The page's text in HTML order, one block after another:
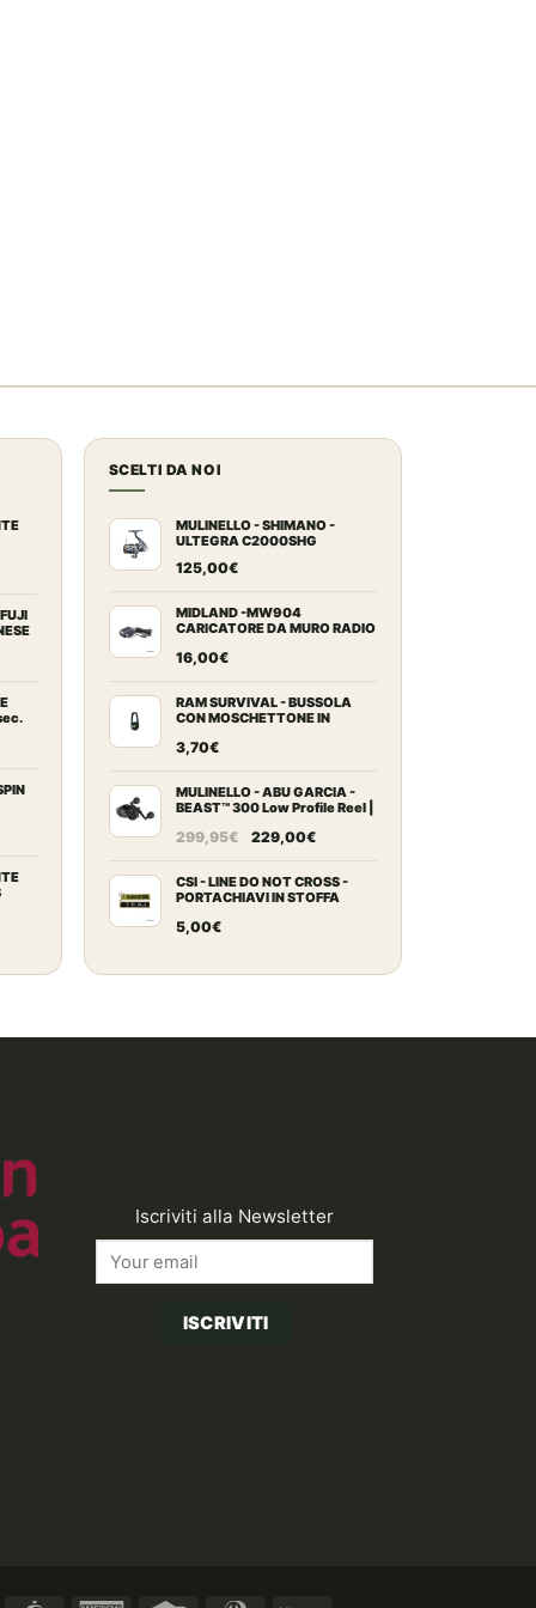
SCELTI DA NOI
MULINELLO - SHIMANO -
ULTEGRA C2000SHG
125,00€
MIDLAND -MW904
CARICATORE DA MURO RADIO
16,00€
RAM SURVIVAL - BUSSOLA
CON MOSCHETTONE IN
3,70€
MULINELLO - ABU GARCIA -
BEAST™ 300 Low Profile Reel |
299,95€
Il
originale
era:
229,00€Il
attuale
è:
CSI - LINE DO NOT CROSS -
PORTACHIAVI IN STOFFA
5,00€
Iscriviti alla Newsletter
ISCRIVITI